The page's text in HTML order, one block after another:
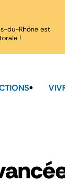
du-Rhône est
!